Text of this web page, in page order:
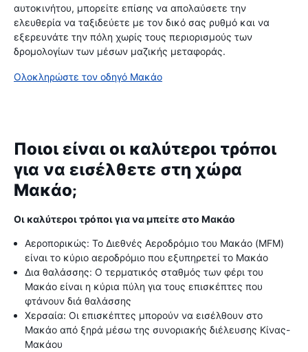
αυτοκινήτου, μπορείτε επίσης να απολαύσετε την
ελευθερία να ταξιδεύετε με τον δικό σας ρυθμό και να
εξερευνάτε την πόλη χωρίς τους περιορισμούς των
δρομολογίων των μέσων μαζικής μεταφοράς.
Ολοκληρώστε τον οδηγό Μακάο
Ποιοι είναι οι καλύτεροι τρόποι
για να εισέλθετε στη χώρα
Μακάο;
Οι καλύτεροι τρόποι για να μπείτε στο Μακάο
Αεροπορικώς: Το Διεθνές Αεροδρόμιο του Μακάο (MFM)
είναι το κύριο αεροδρόμιο που εξυπηρετεί το Μακάο
Δια θαλάσσης: Ο τερματικός σταθμός των φέρι του
Μακάο είναι η κύρια πύλη για τους επισκέπτες που
φτάνουν διά θαλάσσης
Χερσαία: Οι επισκέπτες μπορούν να εισέλθουν στο
Μακάο από ξηρά μέσω της συνοριακής διέλευσης Κίνας-
Μακάου